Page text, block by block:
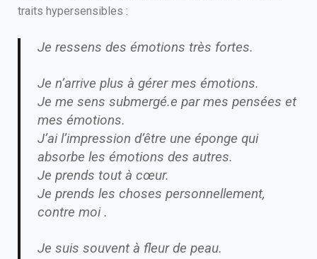
traits hypersensibles :
Je ressens des émotions très fortes.
Je n’arrive plus à gérer mes émotions.
Je me sens submergé.e par mes pensées et
mes émotions.
J’ai l’impression d’être une éponge qui
absorbe les émotions des autres.
Je prends tout à cœur.
Je prends les choses personnellement,
contre moi .
Je suis souvent à fleur de peau.